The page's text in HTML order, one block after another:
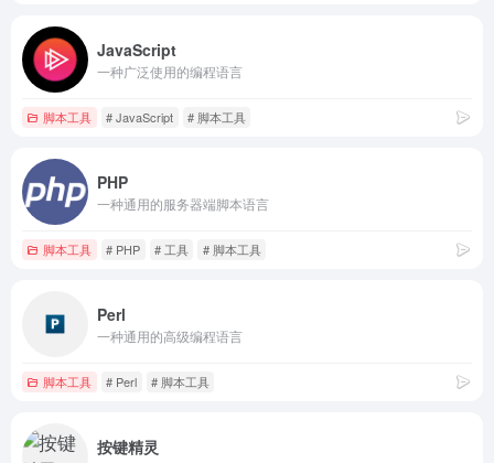
JavaScript
一种广泛使用的编程语言
脚本工具 # JavaScript # 脚本工具
PHP
一种通用的服务器端脚本语言
脚本工具 # PHP # 工具 # 脚本工具
Perl
一种通用的高级编程语言
脚本工具 # Perl # 脚本工具
按键精灵